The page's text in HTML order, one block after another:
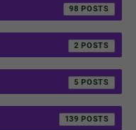
98
2
5
139